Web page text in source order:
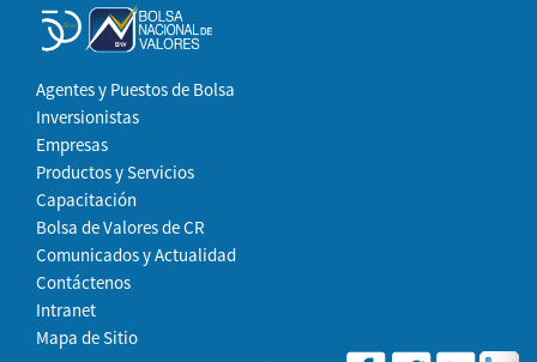
Agentes y Puestos de Bolsa
Inversionistas
Empresas
Productos y Servicios
Capacitación
Bolsa de Valores de CR
Comunicados y Actualidad
Contáctenos
Intranet
Mapa de Sitio